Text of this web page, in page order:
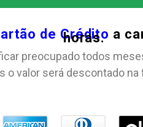
de Crédito a
horas.
preocupado todos
o valor será descontado